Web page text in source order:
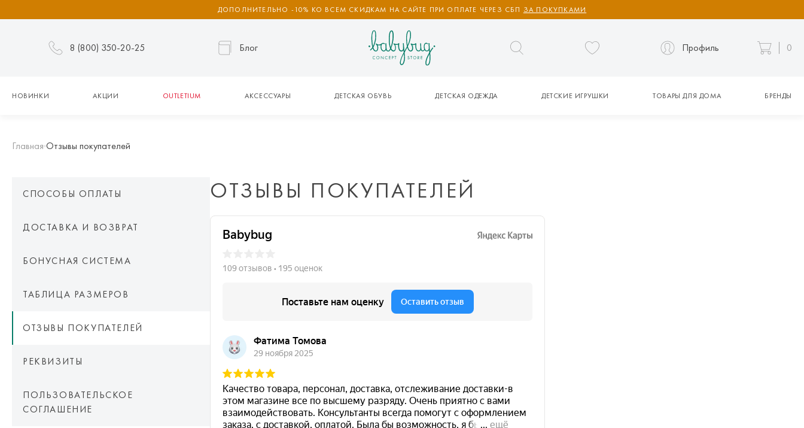
ДОПОЛНИТЕЛЬНО -10% КО ВСЕМ СКИДКАМ НА САЙТЕ ПРИ ОПЛАТЕ ЧЕРЕЗ СБП ЗА ПОКУПКАМИ
8 (800) 350-20-25 Блог Профиль 0
НОВИНКИ АКЦИИ OUTLETIUM АКСЕССУАРЫ ДЕТСКАЯ ОБУВЬ ДЕТСКАЯ ОДЕЖДА ДЕТСКИЕ ИГРУШКИ ТОВАРЫ ДЛЯ ДОМА БРЕНДЫ
Главная Отзывы покупателей
СПОСОБЫ ОПЛАТЫ
ДОСТАВКА И ВОЗВРАТ
БОНУСНАЯ СИСТЕМА
ТАБЛИЦА РАЗМЕРОВ
ОТЗЫВЫ ПОКУПАТЕЛЕЙ
РЕКВИЗИТЫ
ПОЛЬЗОВАТЕЛЬСКОЕ
СОГЛАШЕНИЕ
ОТЗЫВЫ ПОКУПАТЕЛЕЙ